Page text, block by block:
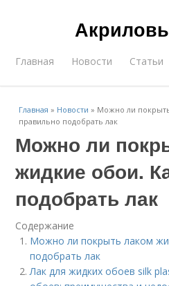
Главная Новости Статьи
Главная » Новости » Можно ли
правильно подобрать лак
Можно ли
жидкие обои.
подобрать лак
Содержание
Можно ли покрыть лаком
подобрать лак
Лак для жидких обоев silk